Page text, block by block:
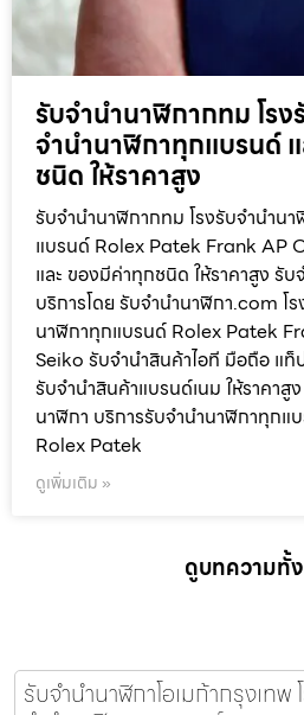
รับจำนำนาฬิกากทม โร
จำนำนาฬิกาทุกแบรนด์
ชนิด ให้ราคาสูง
รับจำนำนาฬิกากทม โรงรับจำนำน
แบรนด์ Rolex Patek Frank AP
และ ของมีค่าทุกชนิด ให้ราคาสูง รั
บริการโดย รับจํานํานาฬิกา.com โ
นาฬิกาทุกแบรนด์ Rolex Patek
Seiko รับจำนำสินค้าไอที มือถือ แท็
รับจำนำสินค้าแบรนด์เนม ให้ราคาสู
นาฬิกา บริการรับจำนำนาฬิกาทุกแ
Rolex Patek
ดูเพิ่มเติม »
ดูบทความทั้
รับจำนำนาฬิกาโอเมก้ากรุงเทพ